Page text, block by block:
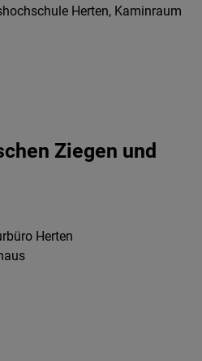
Herten, Kaminraum
Ziegen und
Herten